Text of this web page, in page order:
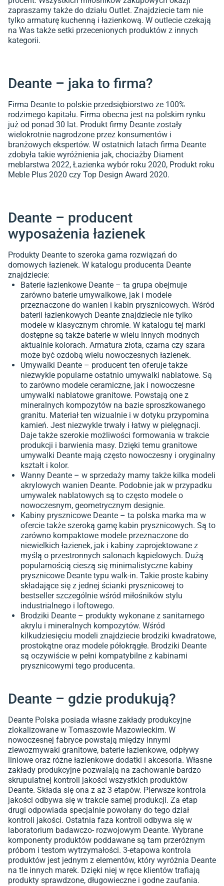
zapraszamy także do działu Outlet. Znajdziecie tam nie
tylko armaturę kuchenną i łazienkową. W outlecie czekają
na Was także setki przecenionych produktów z innych
kategorii.
Deante – jaka to firma?
Firma Deante to polskie przedsiębiorstwo ze 100%
rodzimego kapitału. Firma obecna jest na polskim rynku
już od ponad 30 lat. Produkt firmy Deante zostały
wielokrotnie nagrodzone przez konsumentów i
branżowych ekspertów. W ostatnich latach firma Deante
zdobyła takie wyróżnienia jak, chociażby Diament
meblarstwa 2022, Łazienka wybór roku 2020, Produkt roku
Meble Plus 2020 czy Top Design Award 2020.
Deante – producent
wyposażenia łazienek
Produkty Deante to szeroka gama rozwiązań do
domowych łazienek. W katalogu producenta Deante
znajdziecie:
Baterie łazienkowe Deante – ta grupa obejmuje
zarówno baterie umywalkowe, jak i modele
przeznaczone do wanien i kabin prysznicowych. Wśród
baterii łazienkowych Deante znajdziecie nie tylko
modele w klasycznym chromie. W katalogu tej marki
dostępne są także baterie w wielu innych modnych
aktualnie kolorach. Armatura złota, czarna czy szara
może być ozdobą wielu nowoczesnych łazienek.
Umywalki Deante – producent ten oferuje także
niezwykle popularne ostatnio umywalki nablatowe. Są
to zarówno modele ceramiczne, jak i nowoczesne
umywalki nablatowe granitowe. Powstają one z
mineralnych kompozytów na bazie sproszkowanego
granitu. Materiał ten wizualnie i w dotyku przypomina
kamień. Jest niezwykle trwały i łatwy w pielęgnacji.
Daje także szerokie możliwości formowania w trakcie
produkcji i barwienia masy. Dzięki temu granitowe
umywalki Deante mają często nowoczesny i oryginalny
kształt i kolor.
Wanny Deante – w sprzedaży mamy także kilka modeli
akrylowych wanien Deante. Podobnie jak w przypadku
umywalek nablatowych są to często modele o
nowoczesnym, geometrycznym designie.
Kabiny prysznicowe Deante – ta polska marka ma w
ofercie także szeroką gamę kabin prysznicowych. Są to
zarówno kompaktowe modele przeznaczone do
niewielkich łazienek, jak i kabiny zaprojektowane z
myślą o przestronnych salonach kąpielowych. Dużą
popularnością cieszą się minimalistyczne kabiny
prysznicowe Deante typu walk-in. Takie proste kabiny
składające się z jednej ścianki prysznicowej to
bestseller szczególnie wśród miłośników stylu
industrialnego i loftowego.
Brodziki Deante – produkty wykonane z sanitarnego
akrylu i mineralnych kompozytów. Wśród
kilkudziesięciu modeli znajdziecie brodziki kwadratowe,
prostokątne oraz modele półokrągłe. Brodziki Deante
są oczywiście w pełni kompatybilne z kabinami
prysznicowymi tego producenta.
Deante – gdzie produkują?
Deante Polska posiada własne zakłady produkcyjne
zlokalizowane w Tomaszowie Mazowieckim. W
nowoczesnej fabryce powstają między innymi
zlewozmywaki granitowe, baterie łazienkowe, odpływy
liniowe oraz różne łazienkowe dodatki i akcesoria. Własne
zakłady produkcyjne pozwalają na zachowanie bardzo
skrupulatnej kontroli jakości wszystkich produktów
Deante. Składa się ona z aż 3 etapów. Pierwsze kontrola
jakości odbywa się w trakcie samej produkcji. Za etap
drugi odpowiada specjalnie powołany do tego dział
kontroli jakości. Ostatnia faza kontroli odbywa się w
laboratorium badawczo- rozwojowym Deante. Wybrane
komponenty produktów poddawane są tam przeróżnym
próbom i testom wytrzymałości. 3-etapowa kontrola
produktów jest jednym z elementów, który wyróżnia Deante
na tle innych marek. Dzięki niej w ręce klientów trafiają
produkty sprawdzone, długowieczne i godne zaufania.